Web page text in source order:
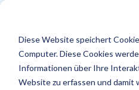
Diese Website speichert
Computer. Diese Cookies
Informationen über Ihre
Website zu erfassen und damit
Lösung
Multi-Device
Kunden
Multi-Device
Management